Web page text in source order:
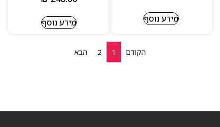
מידע נוסף מידע נוסף
הקודם 1
2 הבא